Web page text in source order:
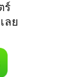
ร์
ลย